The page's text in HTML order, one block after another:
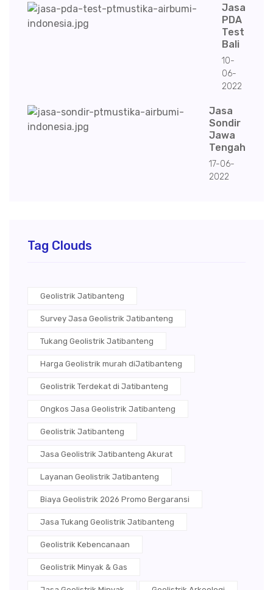
Jasa
PDA
Test
Bali
10-
06-
2022
Jasa
Sondir
Jawa
Tengah
17-06-
2022
Tag Clouds
Geolistrik Jatibanteng
Survey Jasa Geolistrik Jatibanteng
Tukang Geolistrik Jatibanteng
Harga Geolistrik murah diJatibanteng
Geolistrik Terdekat di Jatibanteng
Ongkos Jasa Geolistrik Jatibanteng
Geolistrik Jatibanteng
Jasa Geolistrik Jatibanteng Akurat
Layanan Geolistrik Jatibanteng
Biaya Geolistrik 2026 Promo Bergaransi
Jasa Tukang Geolistrik Jatibanteng
Geolistrik Kebencanaan
Geolistrik Minyak & Gas